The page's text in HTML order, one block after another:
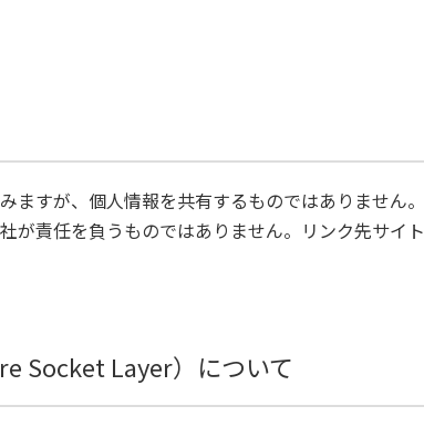
ますが、個人情報を共有するものではありません
が責任を負うものではありません。リンク先サイ
Socket Layer）について